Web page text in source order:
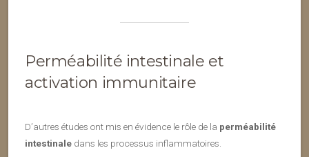
Perméabilité intestinale et
activation immunitaire
D’autres études ont mis en évidence le rôle de la perméabilité
intestinale dans les processus inflammatoires.